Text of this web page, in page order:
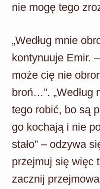
nie mogę tego
„Według mnie
kontynuuje Emir.
może cię nie
broń…”. „Według
tego robić, bo są
go kochają i nie
stało” – odzywa
przejmuj się więc
zacznij